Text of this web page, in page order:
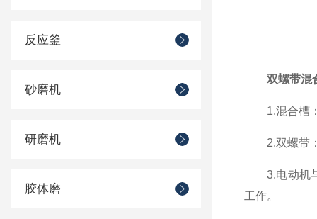
反应釜
砂磨机
研磨机
胶体磨
双螺带混
1.混合槽：
2.双螺带：
3.电动机与
工作。